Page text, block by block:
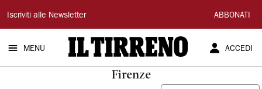
Il
Tirreno
Iscriviti alle Newsletter ABBONATI
MENU ACCEDI
Firenze